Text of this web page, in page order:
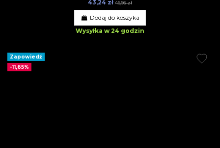
43,24 zł 46,99 zł
Dodaj do koszyka
Wysyłka w 24 godzin
Zapowiedź
-11,65%